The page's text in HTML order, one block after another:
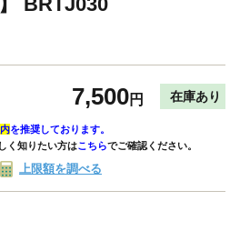
7,500円 在庫あり
を推奨しております。
く知りたい方はこちらでご確認ください。
上限額を調べる